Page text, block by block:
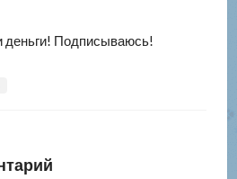
деньги! Подписываюсь!